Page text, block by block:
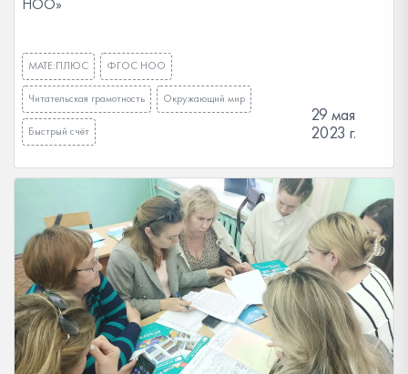
НОО»
МАТЕ:ПЛЮС ФГОС НОО
Читательская грамотность Окружающий мир
Быстрый счёт
29 мая
2023 г.